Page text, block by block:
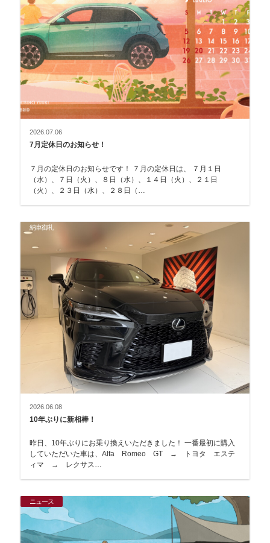
2026.07.06
7月定休日のお知らせ！
７月の定休日のお知らせです！ ７月の定休日は、 ７月１日
（水）、７日（火）、８日（水）、１４日（火）、２１日
（火）、２３日（水）、２８日（…
納車御礼
2026.06.08
10年ぶりに新相棒！
昨日、10年ぶりにお乗り換えいただきました！ 一番最初に購入
していただいた車は、Alfa Romeo GT → トヨタ エステ
ィマ → レクサス…
ニュース